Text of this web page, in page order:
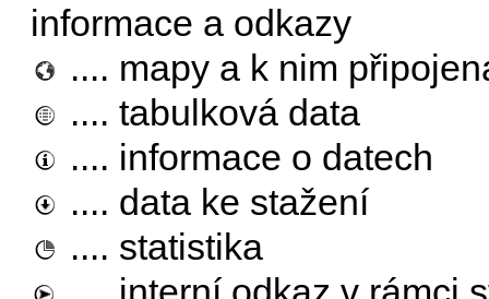
informace a odkazy
.... mapy a k nim
.... tabulková data
.... informace o datech
.... data ke stažení
.... statistika